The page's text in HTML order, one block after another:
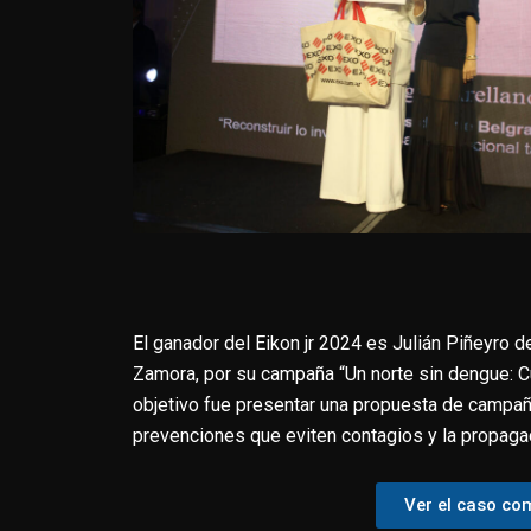
El ganador del Eikon jr 2024 es Julián Piñeyro
Zamora, por su campaña “Un norte sin dengue:
objetivo fue presentar una propuesta de
prevenciones que eviten contagios y la
Ver el caso